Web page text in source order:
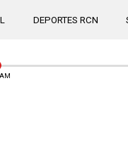
DEPORTES RCN